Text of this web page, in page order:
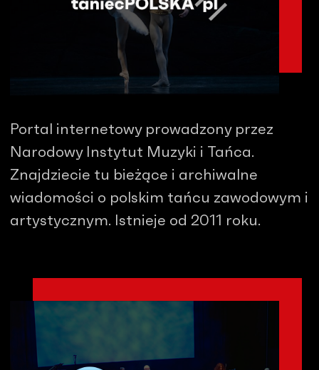
Portal internetowy prowadzony przez
Narodowy Instytut Muzyki i Tańca.
Znajdziecie tu bieżące i archiwalne
wiadomości o polskim tańcu zawodowym i
artystycznym. Istnieje od 2011 roku.